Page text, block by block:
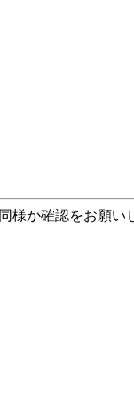
様か確認をお願い